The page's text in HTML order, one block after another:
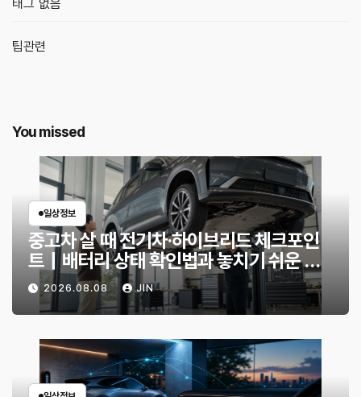
태그 없음
팁관련
You missed
일상정보
중고차 살 때 전기차·하이브리드 체크포인
트｜배터리 상태 확인법과 놓치기 쉬운 위
험 신호
2026.08.08 JIN